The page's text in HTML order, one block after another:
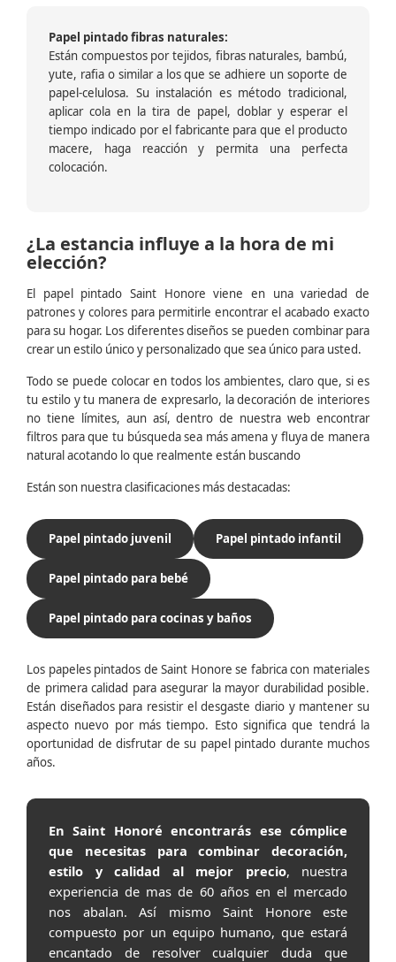
Papel pintado fibras naturales:
Están compuestos por tejidos, fibras naturales, bambú,
yute, rafia o similar a los que se adhiere un soporte de
papel-celulosa. Su instalación es método tradicional,
aplicar cola en la tira de papel, doblar y esperar el
tiempo indicado por el fabricante para que el producto
macere, haga reacción y permita una perfecta
colocación.
¿La estancia influye a la hora de mi
elección?
El papel pintado Saint Honore viene en una variedad de
patrones y colores para permitirle encontrar el acabado exacto
para su hogar. Los diferentes diseños se pueden combinar para
crear un estilo único y personalizado que sea único para usted.
Todo se puede colocar en todos los ambientes, claro que, si es
tu estilo y tu manera de expresarlo, la decoración de interiores
no tiene límites, aun así, dentro de nuestra web encontrar
filtros para que tu búsqueda sea más amena y fluya de manera
natural acotando lo que realmente están buscando
Están son nuestra clasificaciones más destacadas:
Papel pintado juvenil Papel pintado infantil
Papel pintado para bebé
Papel pintado para cocinas y baños
Los papeles pintados de Saint Honore se fabrica con materiales
de primera calidad para asegurar la mayor durabilidad posible.
Están diseñados para resistir el desgaste diario y mantener su
aspecto nuevo por más tiempo. Esto significa que tendrá la
oportunidad de disfrutar de su papel pintado durante muchos
años.
En Saint Honoré encontrarás ese cómplice
que necesitas para combinar decoración,
estilo y calidad al mejor precio, nuestra
experiencia de mas de 60 años en el mercado
nos abalan. Así mismo Saint Honore este
compuesto por un equipo humano, que estará
encantado de resolver cualquier duda que